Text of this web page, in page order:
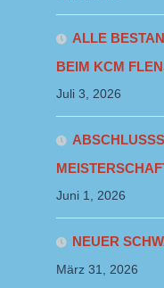
ALLE
EIM KCM
Juli 3, 2026
Juni 1, 2026
NEUER
März 31, 2026